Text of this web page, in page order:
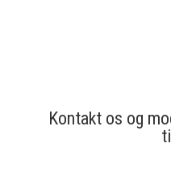
Kontakt os og